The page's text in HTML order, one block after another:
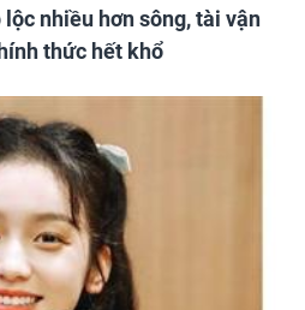
nhiều hơn sông, tài vận
thức hết khổ